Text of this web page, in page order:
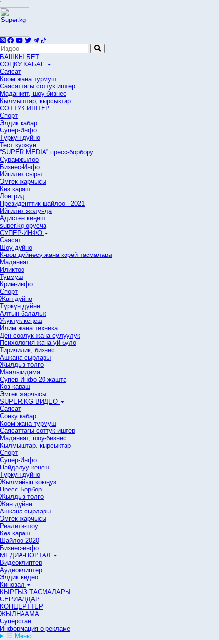
'
БАШКЫ БЕТ
СОҢКУ КАБАР
Саясат
Коом жана турмуш
Саясаттагы соттук иштер
Маданият, шоу-бизнес
Кылмыштар, кырсыктар
СОТТУК ИШТЕР
Спорт
Элдик кабар
Супер-Инфо
Түркүн дүйнө
Тест куржун
“SUPER MEDIA” пресс-борбору
Сурамжылоо
Бизнес-Инфо
Ийгилик сыры
Эмгек жарчысы
Көз караш
Лонгрид
Президенттик шайлоо - 2021
Ийгилик жолунда
Адистен кеңеш
super.kg орусча
СУПЕР-ИНФО
Саясат
Шоу дүйнө
К-рор дүйнөсү жана корей тасмалары
Маданият
Иликтөө
Турмуш
Крим-инфо
Спорт
Жан дүйнө
Түркүн дүйнө
Алтын балалык
Укуктук кеӊеш
Илим жана техника
Ден соолук жана сулуулук
Психология жана үй-бүлө
Тиричилик, бизнес
Ашкана сырлары
Жылдыз төлгө
Маалымдама
Супер-Инфо 20 жашта
Көз караш
Эмгек жарчысы
SUPER.KG ВИДЕО
Саясат
Cоңку кабар
Коом жана турмуш
Саясаттагы соттук иштер
Маданият, шоу-бизнес
Кылмыштар, кырсыктар
Спорт
Супер-Инфо
Пайдалуу кеңеш
Түркүн дүйнө
Жылмайып коюңуз
Пресс-Борбор
Жылдыз төлгө
Жан дүйнө
Ашкана сырлары
Эмгек жарчысы
Реалити-шоу
Көз караш
Шайлоо-2020
Бизнес-инфо
МЕДИА-ПОРТАЛ
Видеоклиптер
Аудиоклиптер
Элдик видео
Кинозал
КЫРГЫЗ ТАСМАЛАРЫ
СЕРИАЛДАР
КОНЦЕРТТЕР
ЖЫЛНААМА
Суперстан
Информация о рекламе
☰ Меню